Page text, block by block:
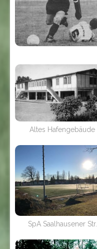
Altes Hafengebäude
SpA Saalhausener Str.